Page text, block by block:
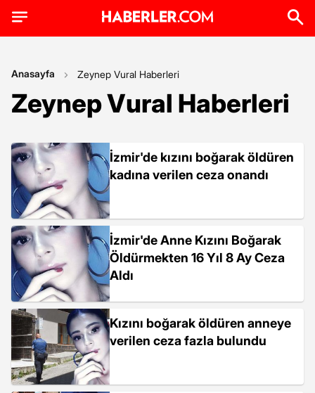
Anasayfa Zeynep Vural Haberleri
Zeynep Vural Haberleri
İzmir'de kızını boğarak öldüren
kadına verilen ceza onandı
İzmir'de Anne Kızını Boğarak
Öldürmekten 16 Yıl 8 Ay Ceza
Aldı
Kızını boğarak öldüren anneye
verilen ceza fazla bulundu